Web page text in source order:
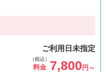
ご利用日未指定
（税込）
料金 7,800 円～